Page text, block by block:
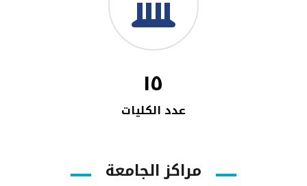
١٥
عدد الكليات
مراكز الجامعة